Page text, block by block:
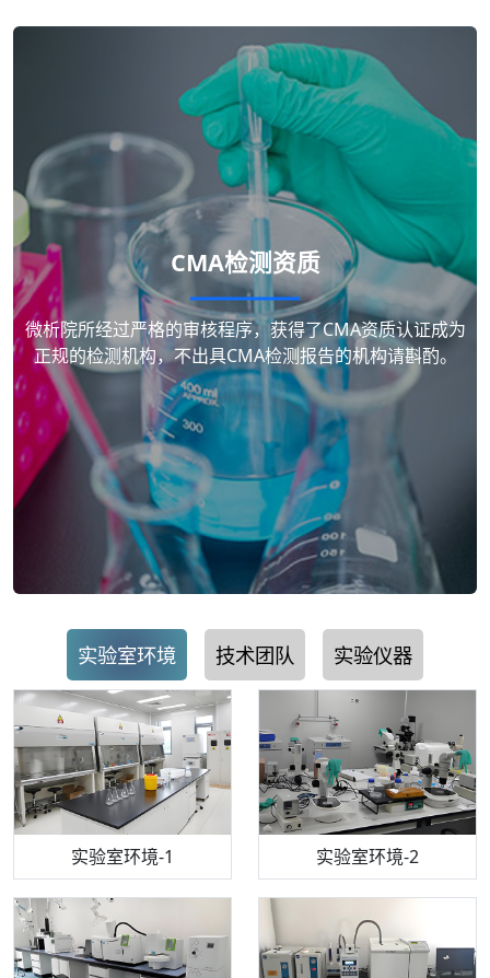
CMA检测资质
微析院所经过严格的审核程序，获得了CMA资质认证成为
正规的检测机构，不出具CMA检测报告的机构请斟酌。
实验室环境 技术团队 实验仪器
实验室环境-1 实验室环境-2
机构质检技术员-1 机构质检技术员-2
步入式恒温恒湿试验箱 电感耦合等离子体光谱仪